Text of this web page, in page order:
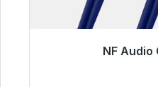
NF Audio
Listo para envío